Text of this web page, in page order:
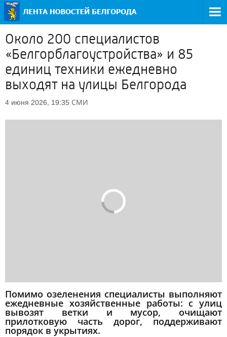
Около 200 специалистов
«Белгорблагоустройства» и 85
единиц техники ежедневно
выходят на улицы Белгорода
4 июня 2026, 19:35 СМИ
Помимо озеленения специалисты выполняют
ежедневные хозяйственные работы: с улиц
вывозят ветки и мусор, очищают
прилотковую часть дорог, поддерживают
порядок в укрытиях.